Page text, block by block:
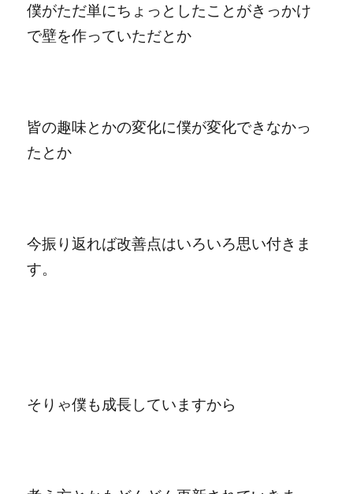
僕がただ単にちょっとしたことがきっかけ
で壁を作っていただとか
皆の趣味とかの変化に僕が変化できなかっ
たとか
今振り返れば改善点はいろいろ思い付きま
す。
そりゃ僕も成長していますから